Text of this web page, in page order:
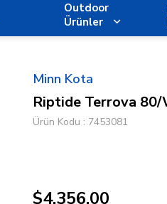
Outdoor
Ürünler
Minn Kota
Riptide Terrova
Ürün Kodu 7453081
$4,356.00